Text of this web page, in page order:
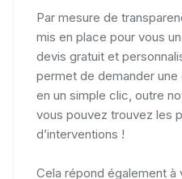
Par mesure de
mis en place pour vous
devis gratuit et
permet de demander une
en un simple clic, outre
vous pouvez trouvez les
d’interventions !
Cela répond également